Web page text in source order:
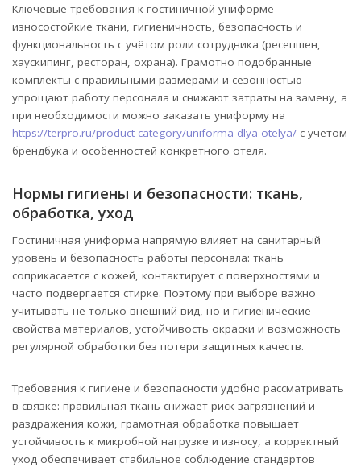
Ключевые требования к гостиничной униформе –
износостойкие ткани, гигиеничность, безопасность и
функциональность с учётом роли сотрудника (ресепшен,
хаускипинг, ресторан, охрана). Грамотно подобранные
комплекты с правильными размерами и сезонностью
упрощают работу персонала и снижают затраты на замену, а
при необходимости можно заказать униформу на
https://terpro.ru/product-category/uniforma-dlya-otelya/ с учётом
брендбука и особенностей конкретного отеля.
Нормы гигиены и безопасности: ткань,
обработка, уход
Гостиничная униформа напрямую влияет на санитарный
уровень и безопасность работы персонала: ткань
соприкасается с кожей, контактирует с поверхностями и
часто подвергается стирке. Поэтому при выборе важно
учитывать не только внешний вид, но и гигиенические
свойства материалов, устойчивость окраски и возможность
регулярной обработки без потери защитных качеств.
Требования к гигиене и безопасности удобно рассматривать
в связке: правильная ткань снижает риск загрязнений и
раздражения кожи, грамотная обработка повышает
устойчивость к микробной нагрузке и износу, а корректный
уход обеспечивает стабильное соблюдение стандартов